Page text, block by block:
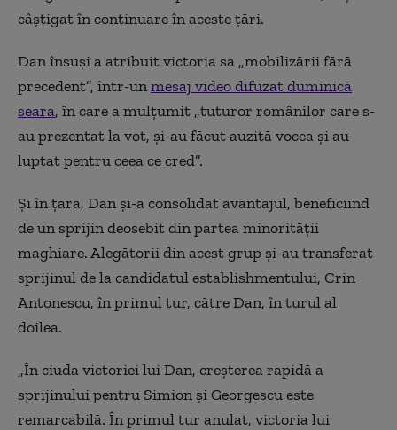
câștigat în continuare în aceste țări.
Dan însuși a atribuit victoria sa „mobilizării fără
precedent”, într-unmesaj video difuzat duminică
seara, în care a mulțumit „tuturor românilor care s-
au prezentat la vot, și-au făcut auzită vocea și au
luptat pentru ceea ce cred”.
Și în țară, Dan și-a consolidat avantajul, beneficiind
de un sprijin deosebit din partea minorității
maghiare. Alegătorii din acest grup și-au transferat
sprijinul de la candidatul establishmentului, Crin
Antonescu, în primul tur, către Dan, în turul al
doilea.
„În ciuda victoriei lui Dan, creșterea rapidă a
sprijinului pentru Simion și Georgescu este
remarcabilă. În primul tur anulat, victoria lui